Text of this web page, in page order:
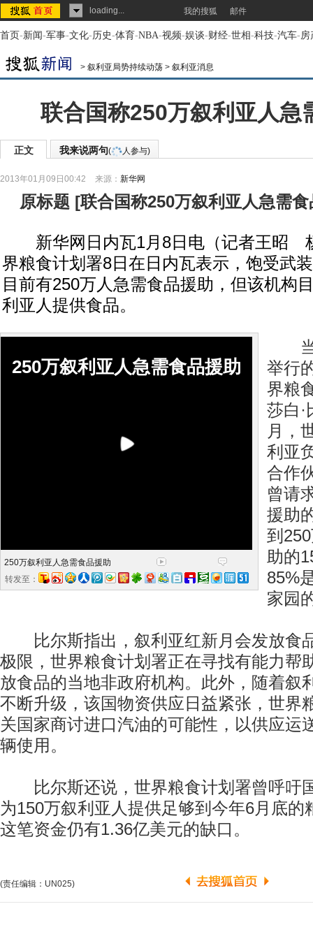
loading... 我的搜狐 邮件
首页-新闻-军事-文化-历史-体育-NBA-视频-娱谈-财经-世相-科技-汽车-房
> 叙利亚局势持续动荡 > 叙利亚消息
联合国称250万叙利亚人急
正文 我来说两句( 人参与)
2013年01月09日00:42 来源： 新华网
原标题 [联合国称250万叙利亚人急需
新华网日内瓦1月8日电（记者王昭
界粮食计划署8日在日内瓦表示，饱受武
目前有250万人急需食品援助，但该机构
利亚人提供食品。
250万叙利亚人急需食品援助
250万叙利亚人急需食品援助
转发至：
当
举行
界粮
莎白·
月，
利亚
合作
曾请
援助
到
助的
85%
家园
比尔斯指出，叙利亚红新月会发放食
极限，世界粮食计划署正在寻找有能力帮
放食品的当地非政府机构。此外，随着叙
不断升级，该国物资供应日益紧张，世界
关国家商讨进口汽油的可能性，以供应运
辆使用。
比尔斯还说，世界粮食计划署曾呼吁
为150万叙利亚人提供足够到今年6月底的
这笔资金仍有1.36亿美元的缺口。
(责任编辑：UN025)